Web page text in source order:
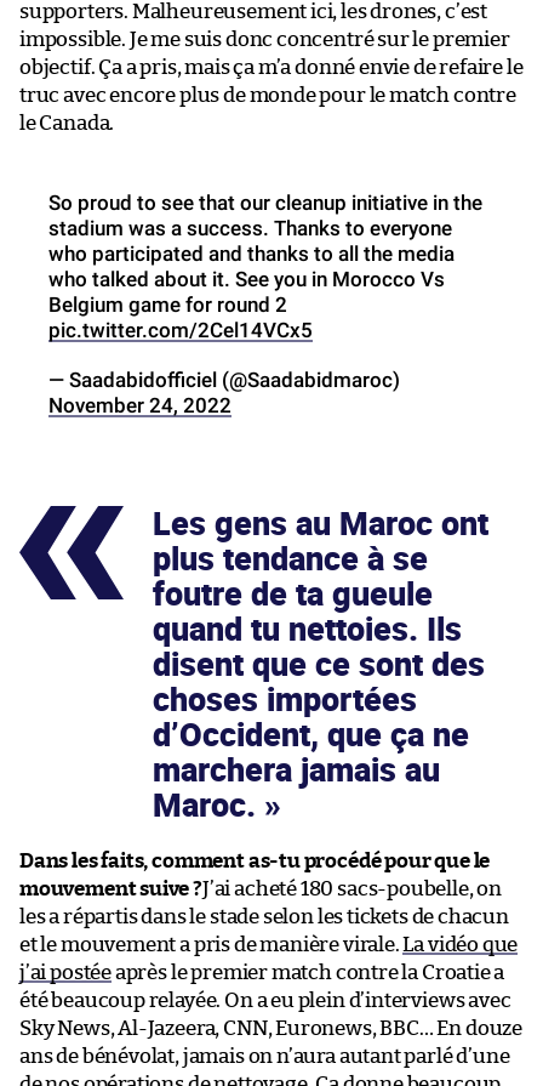
supporters. Malheureusement ici, les drones, c’est
impossible. Je me suis donc concentré sur le premier
objectif. Ça a pris, mais ça m’a donné envie de refaire le
truc avec encore plus de monde pour le match contre
le Canada.
So proud to see that our cleanup initiative in the
stadium was a success. Thanks to everyone
who participated and thanks to all the media
who talked about it. See you in Morocco Vs
Belgium game for round 2
pic.twitter.com/2Cel14VCx5
— Saadabidofficiel (@Saadabidmaroc)
November 24, 2022
Les gens au Maroc ont
plus tendance à se
foutre de ta gueule
quand tu nettoies. Ils
disent que ce sont des
choses importées
d’Occident, que ça ne
marchera jamais au
Maroc.
Dans les faits, comment as-tu procédé pour que le
mouvement suive ?J’ai acheté 180 sacs-poubelle, on
les a répartis dans le stade selon les tickets de chacun
et le mouvement a pris de manière virale.La vidéo que
j’ai postéeaprès le premier match contre la Croatie a
été beaucoup relayée. On a eu plein d’interviews avec
Sky News, Al-Jazeera, CNN, Euronews, BBC… En douze
ans de bénévolat, jamais on n’aura autant parlé d’une